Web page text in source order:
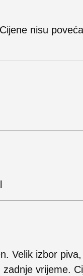
nisu
Velik izbor
vrijeme.